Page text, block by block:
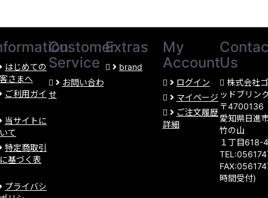
はじめての
さまへ
ご利用ガイ
当サイトに
て
特定商取引
基づく表
プライバシ
Customer
Service
お問い合わ
せ
Extras
brand
My
Account
ログイン
マイページ
ご注文履歴
詳細
Us
株式会社
ッドブリン
〒4700136
愛知県日進
竹の山
１丁目618-
時間受付)